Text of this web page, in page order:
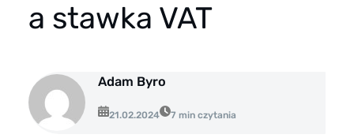
Poradnik
Przegląd Pragmatyczny
Opinie klientów
a stawka VAT
Adam Byro
21.02.2024 7 min czytania